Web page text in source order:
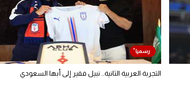
التجربة العربية الثانية.. نبيل فقير إلى أبها السعودي